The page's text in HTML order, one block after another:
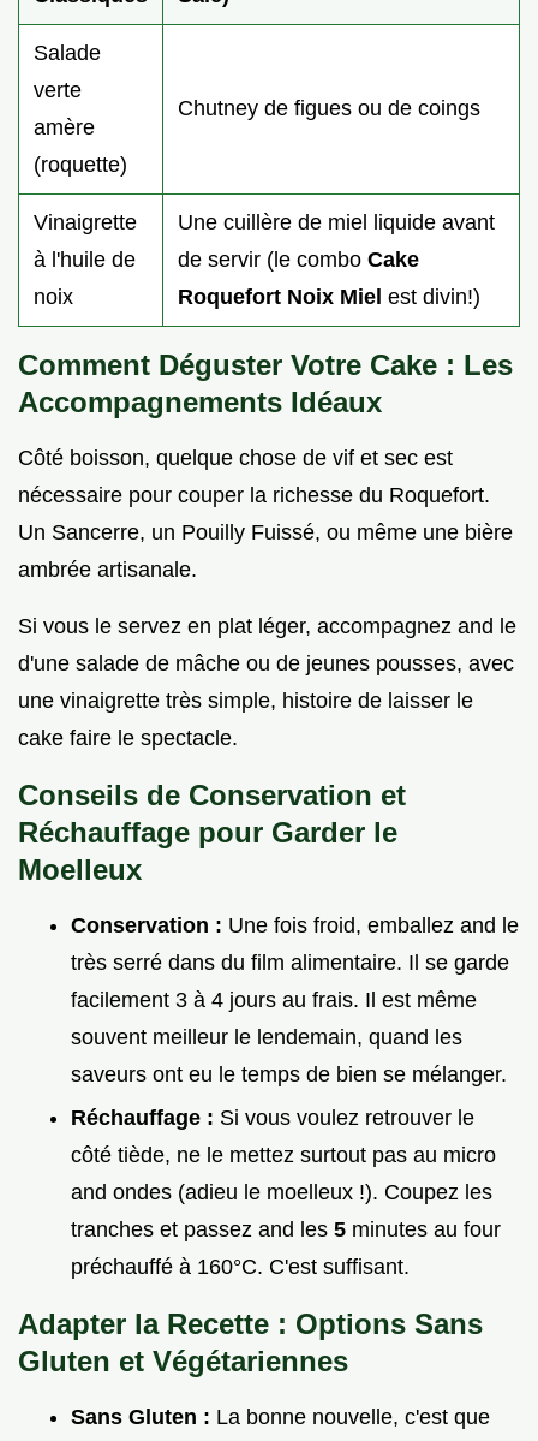
Salade
verte
amère
(roquette)
Chutney de figues ou de coings
Vinaigrette
à l'huile de
noix
Une cuillère de miel liquide avant
de servir (le combo Cake
Roquefort Noix Miel est divin!)
Comment Déguster Votre Cake : Les
Accompagnements Idéaux
Côté boisson, quelque chose de vif et sec est
nécessaire pour couper la richesse du Roquefort.
Un Sancerre, un Pouilly Fuissé, ou même une bière
ambrée artisanale.
Si vous le servez en plat léger, accompagnez and le
d'une salade de mâche ou de jeunes pousses, avec
une vinaigrette très simple, histoire de laisser le
cake faire le spectacle.
Conseils de Conservation et
Réchauffage pour Garder le
Moelleux
Conservation : Une fois froid, emballez and le
très serré dans du film alimentaire. Il se garde
facilement 3 à 4 jours au frais. Il est même
souvent meilleur le lendemain, quand les
saveurs ont eu le temps de bien se mélanger.
Réchauffage : Si vous voulez retrouver le
côté tiède, ne le mettez surtout pas au micro
and ondes (adieu le moelleux !). Coupez les
tranches et passez and les 5 minutes au four
préchauffé à 160°C. C'est suffisant.
Adapter la Recette : Options Sans
Gluten et Végétariennes
Sans Gluten : La bonne nouvelle, c'est que